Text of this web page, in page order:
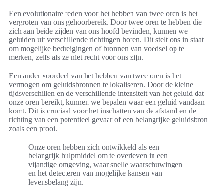
Een evolutionaire reden voor het hebben van twee oren is het
vergroten van ons gehoorbereik. Door twee oren te hebben die
zich aan beide zijden van ons hoofd bevinden, kunnen we
geluiden uit verschillende richtingen horen. Dit stelt ons in staat
om mogelijke bedreigingen of bronnen van voedsel op te
merken, zelfs als ze niet recht voor ons zijn.
Een ander voordeel van het hebben van twee oren is het
vermogen om geluidsbronnen te lokaliseren. Door de kleine
tijdsverschillen en de verschillende intensiteit van het geluid dat
onze oren bereikt, kunnen we bepalen waar een geluid vandaan
komt. Dit is cruciaal voor het inschatten van de afstand en de
richting van een potentieel gevaar of een belangrijke geluidsbron
zoals een prooi.
Onze oren hebben zich ontwikkeld als een
belangrijk hulpmiddel om te overleven in een
vijandige omgeving, waar snelle waarschuwingen
en het detecteren van mogelijke kansen van
levensbelang zijn.